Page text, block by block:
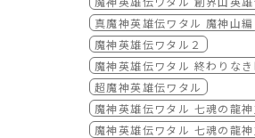
ます。
れます。
「魔神英雄伝ワタル
物販ならびにBlu-ray
えのご
y）会場特典のお渡しにつ
・バンダイナムコフィルム
イト「A-on STORE」も
ンダイ」で「魔神英雄伝ワ
祭」Blu-ray（2026年１月
CXE-2015）をご購入いた
「特製ノート」を当日会場
チケット
◆HP先行（抽選）
・申込期間：10月24日（
マスターが発見された 『
に止まらない〜MY GIRL,
てはステレオ音源も収録。
ングインタビューを掲載し
いい楽曲群に迫る！
山”、”星界山”の絵柄を前
龍王丸を飾ることが出来る
音楽とフィギュアのコラボ
いぜ！！
コンプリート・サウンドト
とって見逃せない、まさに
なっています！
【商品情報】
CD『魔神英雄伝ワタル』
２』コンプリート・サウン
⚫︎発売日：2025年 10月
⚫︎品番：SRML-1127〜32
⚫︎価格：￥9,800（税抜き
⚫︎ご予約はこちら：
＜各チェーン特典＞
・A-on STORE/A-on
「ワタル展」みどこ
いよいよ7月12日から開催
ワタル＆魔神創造伝ワタ
真魔神英雄伝ワタル 魔神山編
魔神英雄伝ワタル２
魔神英雄伝ワタル 終わりな
超魔神英雄伝ワタル
魔神英雄伝ワタル 七魂の龍神
魔神英雄伝ワタル 七魂の龍